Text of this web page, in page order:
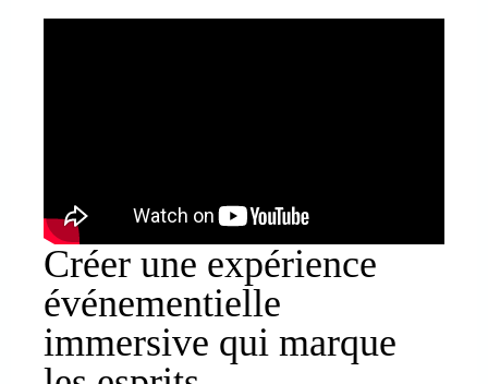
Créer une expérience
événementielle
immersive qui marque